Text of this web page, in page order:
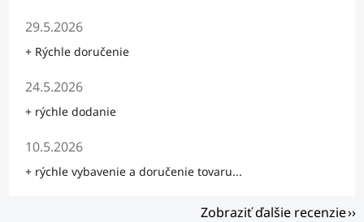
Hodnotenie obchodu je 5 z 5 hviezdičiek.
29.5.2026
+ Rýchle doručenie
Hodnotenie obchodu je 5 z 5 hviezdičiek.
24.5.2026
+ rýchle dodanie
Hodnotenie obchodu je 5 z 5 hviezdičiek.
10.5.2026
+ rýchle vybavenie a doručenie tovaru...
Zobraziť ďalšie recenzie